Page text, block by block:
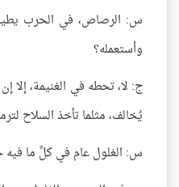
س: الرصاص، في الحرب
وأستعمله؟
ج: لا، تحطه في الغنيمة، إلا
يُخالف، مثلما تأخذ السلاح
س: الغلول عام في كلِّ ما فيه